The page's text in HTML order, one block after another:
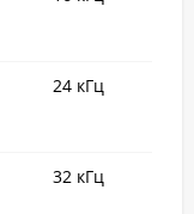
24 кГц
32 кГц